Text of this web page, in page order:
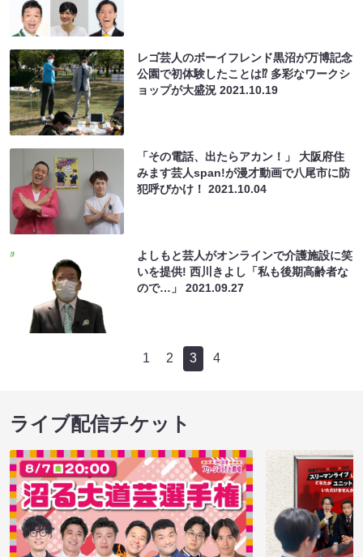
レゴ芸人のボーイフレンド黒沼が万博記念
公園で初体験したことは⁉ 多彩なワークシ
ョップが大盛況2021.10.19
「その電話、出たらアカン！」 大阪府住
みます芸人span!が漫才動画で八尾市に防
犯呼びかけ！2021.10.04
よしもと芸人がオンラインで介護施設に笑
いを提供! 西川きよし「私も後期高齢者な
ので…」2021.09.27
1 2 3 4
ライブ配信チケット